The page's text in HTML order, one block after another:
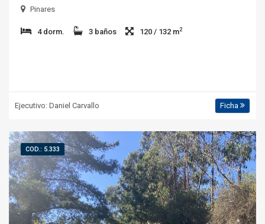
Pinares
4 dorm. 3 baños 120 / 132 m2
Ejecutivo: Daniel Carvallo Ficha
COD.: 5.333